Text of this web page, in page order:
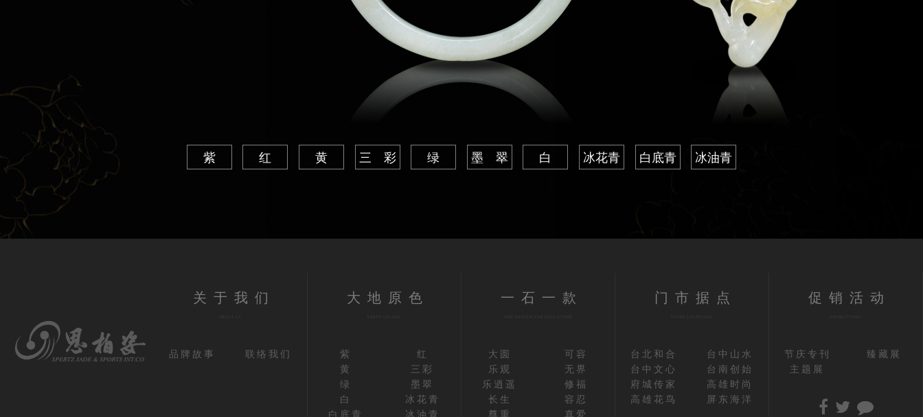
紫 红 黄 三 彩 绿 墨 翠 白 冰花青 白底青 冰油青
关于我们
品牌故事 联络我们
大地原色
紫
红
黄
三彩
绿
墨翠
白
冰花青
白底青
冰油青
一石一款
大圆
可容
乐观
无界
乐逍遥
修福
长生
容忍
尊重
真爱
门市据点
台北和合
台中山水
台中文心
台南创始
府城传家
高雄时尚
高雄花鸟
屏东海洋
促销活动
节庆专刊
臻藏展
主题展